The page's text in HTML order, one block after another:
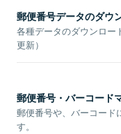
郵便番号データのダウ
各種データのダウンロー
更新）
郵便番号・バーコード
郵便番号や、バーコード
す。